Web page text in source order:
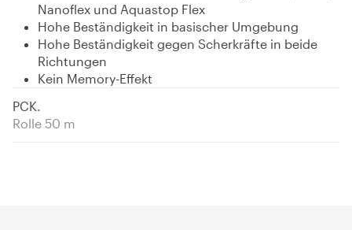
Nanoflex und Aquastop Flex
Hohe Beständigkeit in basischer Umgebung
Hohe Beständigkeit gegen Scherkräfte in beide
Richtungen
Kein Memory-Effekt
PCK.
Rolle 50 m